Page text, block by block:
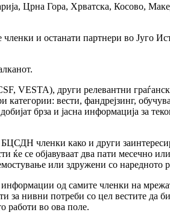
Црна Гора, Хрватска, Косово,
членки и останати партнери во
други релевантни
категории: вести, фандрејзинг,
брза и јасна информација за
БЦСДН членки како и други
се објавуваат два пати месечно
или здружени со наредното
од самите членки на
за нивни потреби со цел вестите да
работи во ова поле.